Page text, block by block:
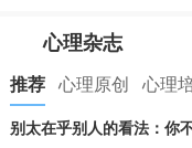
心理杂志
推荐 心理原创 心理
别太在乎别人的看法：你